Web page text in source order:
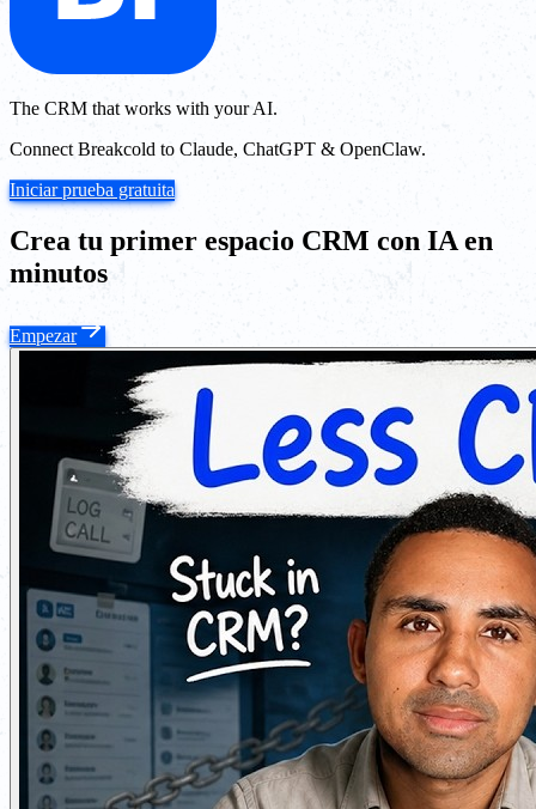
The CRM that works with your AI.
Connect Breakcold to Claude, ChatGPT & OpenClaw.
Iniciar prueba gratuita
Crea tu primer espacio CRM con IA en
minutos
Empezar